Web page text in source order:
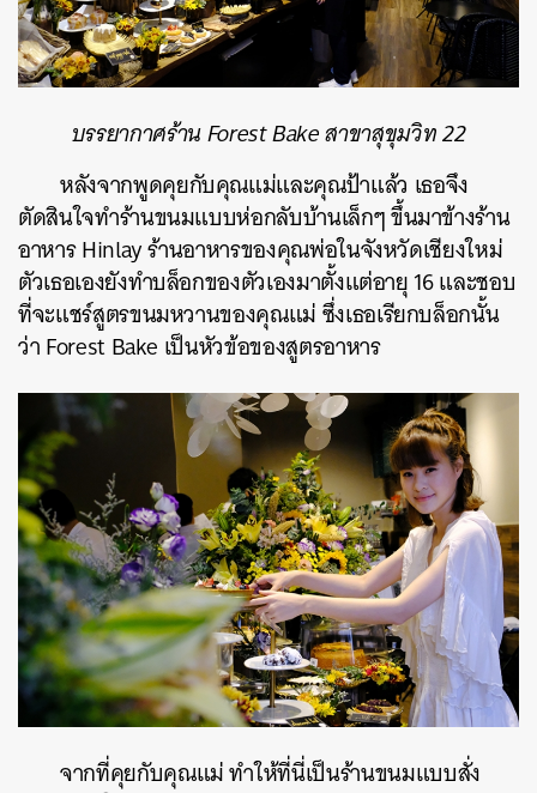
บรรยากาศร้านForest Bake สาขาสุขุมวิท 22
หลังจากพูดคุยกับคุณแม่และคุณป้าแล้ว เธอจึง
ตัดสินใจทำร้านขนมแบบห่อกลับบ้านเล็กๆขึ้นมาข้างร้าน
อาหารHinlayร้านอาหารของคุณพ่อในจังหวัดเชียงใหม่
ตัวเธอเองยังทำบล็อกของตัวเองมาตั้งแต่อายุ16และชอบ
ที่จะแชร์สูตรขนมหวานของคุณแม่ซึ่งเธอเรียกบล็อกนั้น
ว่าForest Bake เป็นหัวข้อของสูตรอาหาร
จากที่คุยกับคุณแม่ทำให้ที่นี่เป็นร้านขนมแบบสั่ง